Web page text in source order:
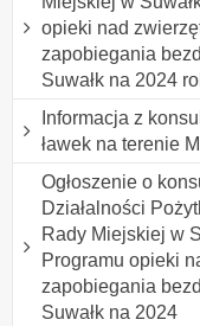
opieki nad
zapobiegania
Suwałk na 2024
Informacja z
ławek na terenie
Ogłoszenie o
Działalności
Rady Miejskiej w
Programu opieki
zapobiegania
Suwałk na 2024